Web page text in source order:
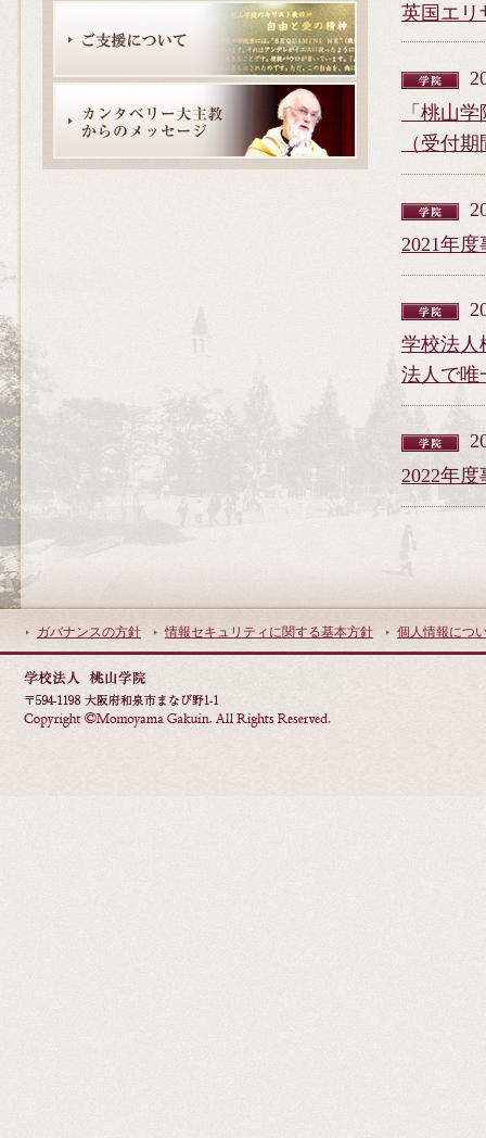
2011年度
英国エリ
「桃山
（受付
2021年
学校法人
法人で唯
2022年
ガバナンスの方針 情報セキュリティに関する基本方針 個人情報につ